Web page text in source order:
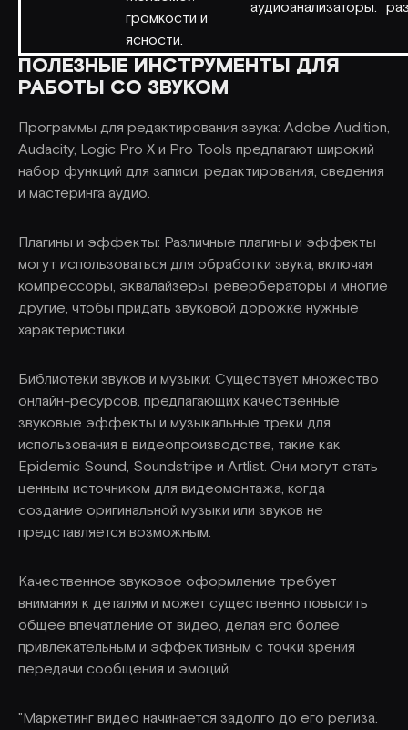
громкости и
ясности.
аудиоанализаторы.
ПОЛЕЗНЫЕ ИНСТРУМЕНТЫ ДЛЯ
РАБОТЫ СО ЗВУКОМ
Программы для редактирования звука: Adobe Audition,
Audacity, Logic Pro X и Pro Tools предлагают широкий
набор функций для записи, редактирования, сведения
и мастеринга аудио.
Плагины и эффекты: Различные плагины и эффекты
могут использоваться для обработки звука, включая
компрессоры, эквалайзеры, ревербераторы и многие
другие, чтобы придать звуковой дорожке нужные
характеристики.
Библиотеки звуков и музыки: Существует множество
онлайн-ресурсов, предлагающих качественные
звуковые эффекты и музыкальные треки для
использования в видеопроизводстве, такие как
Epidemic Sound, Soundstripe и Artlist. Они могут стать
ценным источником для видеомонтажа, когда
создание оригинальной музыки или звуков не
представляется возможным.
Качественное звуковое оформление требует
внимания к деталям и может существенно повысить
общее впечатление от видео, делая его более
привлекательным и эффективным с точки зрения
передачи сообщения и эмоций.
"Маркетинг видео начинается задолго до его релиза.